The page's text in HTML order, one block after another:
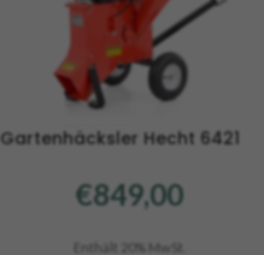
Gartenhäcksler Hecht 6421
€849,00
Enthält 20% MwSt.